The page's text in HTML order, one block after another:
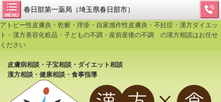
MENU
春日部第一薬局（埼玉県春日部市）
アトピー性皮膚炎・乾癬・痒疹・自家感作性皮膚炎・不妊症・漢方ダイエッ
ト・漢方美容化粧品・子どもの不調・産前産後の不調 の漢方相談はお任せ
ください
皮膚病相談・子宝相談・ダイエット相談
漢方相談・健康相談・食事指導